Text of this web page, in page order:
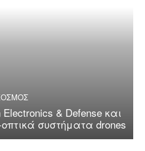
& Defense και
συστήματα drones